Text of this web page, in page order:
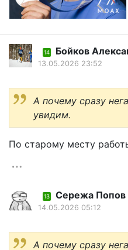
14 Бойков
13.05.2026 23:52
А почему сразу
увидим.
По старому месту
13 Сережа Попов
14.05.2026 05:12
А почему сразу